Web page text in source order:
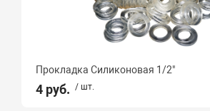
Прокладка Силиконовая 1/2"
4 руб. / шт.